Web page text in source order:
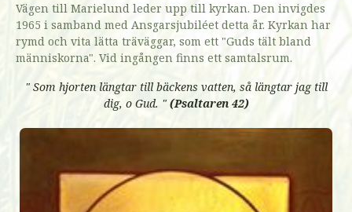
Vägen till Marielund leder upp till kyrkan. Den invigdes
1965 i samband med Ansgarsjubiléet detta år. Kyrkan har
rymd och vita lätta träväggar, som ett "Guds tält bland
människorna". Vid ingången finns ett samtalsrum.
" Som hjorten längtar till bäckens vatten, så längtar jag till
dig, o Gud. " (Psaltaren 42)